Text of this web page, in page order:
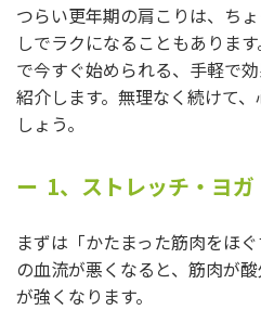
つらい更年期の肩こりは、ち
しでラクになることもありま
で今すぐ始められる、手軽で
紹介します。無理なく続けて
しょう。
1、ストレッチ・ヨ
まずは「かたまった筋肉をほ
の血流が悪くなると、筋肉が
が強くなります。